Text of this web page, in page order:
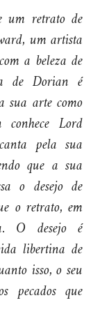
retrato de
um artista
a beleza de
de Dorian é
sua arte como
Lord
pela sua
que a sua
o desejo de
o retrato, em
O desejo é
libertina de
isso, o seu
pecados que